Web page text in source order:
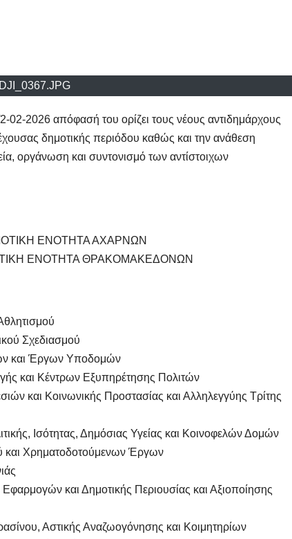
2026 απόφασή του ορίζει τους νέους αντιδημάρχους
δημοτικής περιόδου καθώς και την ανάθεση
οργάνωση και συντονισμό των αντίστοιχων
ΕΝΟΤΗΤΑ ΑΧΑΡΝΩΝ
ΕΝΟΤΗΤΑ ΘΡΑΚΟΜΑΚΕΔΟΝΩΝ
Σχεδιασμού
και Έργων Υποδομών
και Κέντρων Εξυπηρέτησης Πολιτών
και Κοινωνικής Προστασίας και Αλληλεγγύης Τρίτης
Ισότητας, Δημόσιας Υγείας και Κοινοφελών Δομών
και Χρηματοδοτούμενων Έργων
και Δημοτικής Περιουσίας και Αξιοποίησης
Αστικής Αναζωογόνησης και Κοιμητηρίων